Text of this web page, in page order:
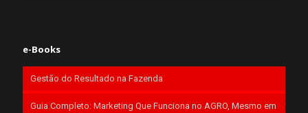
e-Books
Gestão do Resultado na Fazenda
Guia Completo: Marketing Que Funciona no AGRO, Mesmo em